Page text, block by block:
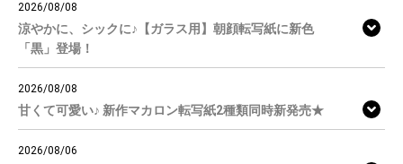
2026/08/08
涼やかに、シックに♪【ガラス用】朝顔転写紙に新色
「黒」登場！
2026/08/08
甘くて可愛い♪ 新作マカロン転写紙2種類同時新発売★
2026/08/06